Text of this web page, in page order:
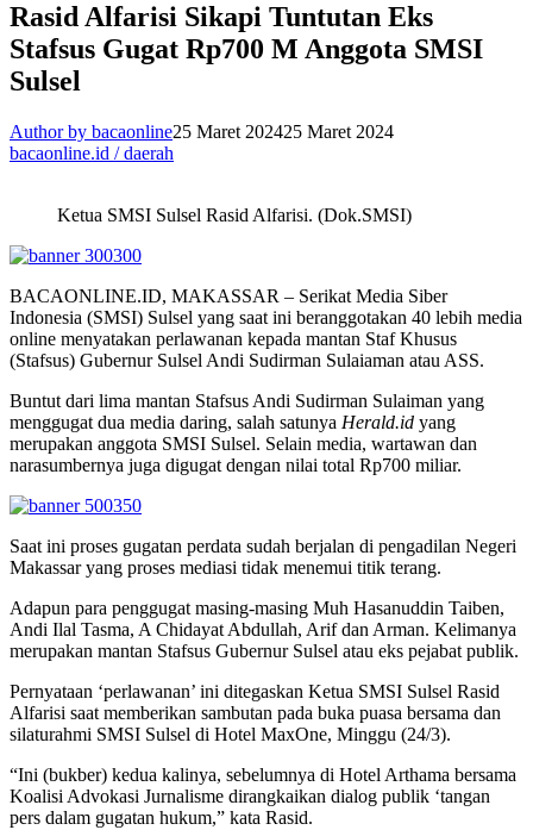
Rasid Alfarisi Sikapi Tuntutan Eks
Stafsus Gugat Rp700 M Anggota SMSI
Sulsel
Author by bacaonline25 Maret 202425 Maret 2024
bacaonline.id / daerah
Ketua SMSI Sulsel Rasid Alfarisi. (Dok.SMSI)
BACAONLINE.ID, MAKASSAR – Serikat Media Siber
Indonesia (SMSI) Sulsel yang saat ini beranggotakan 40 lebih media
online menyatakan perlawanan kepada mantan Staf Khusus
(Stafsus) Gubernur Sulsel Andi Sudirman Sulaiaman atau ASS.
Buntut dari lima mantan Stafsus Andi Sudirman Sulaiman yang
menggugat dua media daring, salah satunya Herald.id yang
merupakan anggota SMSI Sulsel. Selain media, wartawan dan
narasumbernya juga digugat dengan nilai total Rp700 miliar.
Saat ini proses gugatan perdata sudah berjalan di pengadilan Negeri
Makassar yang proses mediasi tidak menemui titik terang.
Adapun para penggugat masing-masing Muh Hasanuddin Taiben,
Andi Ilal Tasma, A Chidayat Abdullah, Arif dan Arman. Kelimanya
merupakan mantan Stafsus Gubernur Sulsel atau eks pejabat publik.
Pernyataan ‘perlawanan’ ini ditegaskan Ketua SMSI Sulsel Rasid
Alfarisi saat memberikan sambutan pada buka puasa bersama dan
silaturahmi SMSI Sulsel di Hotel MaxOne, Minggu (24/3).
“Ini (bukber) kedua kalinya, sebelumnya di Hotel Arthama bersama
Koalisi Advokasi Jurnalisme dirangkaikan dialog publik ‘tangan
pers dalam gugatan hukum,” kata Rasid.